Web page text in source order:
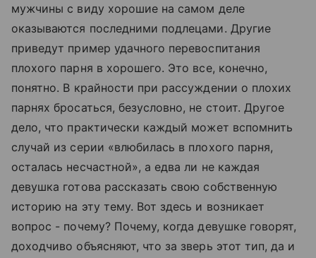
мужчины с виду хорошие на самом деле
оказываются последними подлецами. Другие
приведут пример удачного перевоспитания
плохого парня в хорошего. Это все, конечно,
понятно. В крайности при рассуждении о плохих
парнях бросаться, безусловно, не стоит. Другое
дело, что практически каждый может вспомнить
случай из серии «влюбилась в плохого парня,
осталась несчастной», а едва ли не каждая
девушка готова рассказать свою собственную
историю на эту тему. Вот здесь и возникает
вопрос - почему? Почему, когда девушке говорят,
доходчиво объясняют, что за зверь этот тип, да и